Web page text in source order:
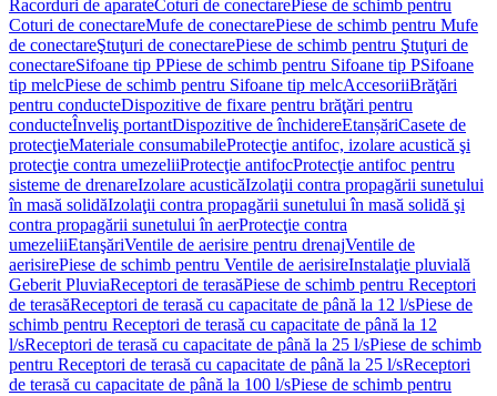
Racorduri de aparateCoturi de conectarePiese de schimb pentru
Coturi de conectareMufe de conectarePiese de schimb pentru Mufe
de conectareŞtuţuri de conectarePiese de schimb pentru Ştuţuri de
conectareSifoane tip PPiese de schimb pentru Sifoane tip PSifoane
tip melcPiese de schimb pentru Sifoane tip melcAccesoriiBrăţări
pentru conducteDispozitive de fixare pentru brăţări pentru
conducteÎnveliş portantDispozitive de închidereEtanșăriCasete de
protecţieMateriale consumabileProtecţie antifoc, izolare acustică şi
protecţie contra umezeliiProtecţie antifocProtecţie antifoc pentru
sisteme de drenareIzolare acusticăIzolaţii contra propagării sunetului
în masă solidăIzolaţii contra propagării sunetului în masă solidă şi
contra propagării sunetului în aerProtecţie contra
umezeliiEtanşăriVentile de aerisire pentru drenajVentile de
aerisirePiese de schimb pentru Ventile de aerisireInstalaţie pluvială
Geberit PluviaReceptori de terasăPiese de schimb pentru Receptori
de terasăReceptori de terasă cu capacitate de până la 12 l/sPiese de
schimb pentru Receptori de terasă cu capacitate de până la 12
l/sReceptori de terasă cu capacitate de până la 25 l/sPiese de schimb
pentru Receptori de terasă cu capacitate de până la 25 l/sReceptori
de terasă cu capacitate de până la 100 l/sPiese de schimb pentru